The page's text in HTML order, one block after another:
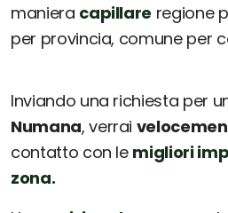
maniera capillare regione
per provincia, comune per
Inviando una richiesta per
Numana, verrai
contatto con le migliori
zona.